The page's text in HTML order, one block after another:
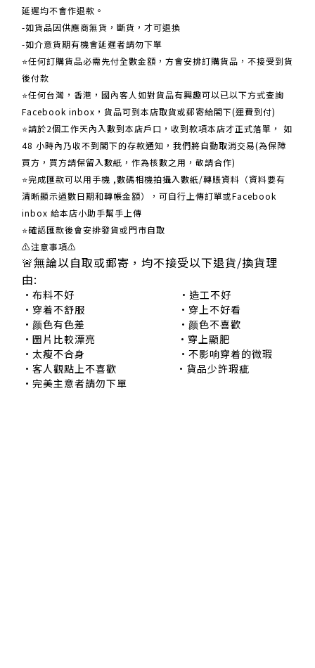
延遲均不會作退款。
-如貨品因供應商無貨，斷貨，才可退換
-如介意貨期有機會延遲者請勿下單
⭐任何訂購貨品必需先付全數金額，方會安排訂購貨品，不接受到貨
後付款
⭐任何台灣，香港，國內客人如對貨品有興趣可以已以下方式查詢
Facebook inbox，貨品可到本店取貨或郵寄給閣下(運費到付)
​​⭐請於2個工作天內入數到本店戶口，收到款項本店才正式落單， 如
48 小時內乃收不到閣下的存款通知，我們將自動取消交易(為保障
買方，買方請保留入數紙，作為核數之用，敬請合作)
⭐完成匯款可以用手機 ,數碼相機拍攝入數紙/轉賬資料（資料要有
清晰顯示過數日期和轉帳金額），可自行上傳訂單或Facebook
inbox 給本店小助手幫手上傳
⭐確認匯款後會安排發貨或門市自取
⚠注意事項⚠
🚨無論以自取或郵寄，均不接受以下退貨/換貨理
由:
•布料不好 •造工不好
•穿着不舒服 •穿上不好看
•颜色有色差 •颜色不喜歡
•圖片比較漂亮 •穿上顯肥
•太瘦不合身 •不影响穿着的微瑕
•客人觀點上不喜歡 •貨品少許瑕疵
•完美主意者請勿下單